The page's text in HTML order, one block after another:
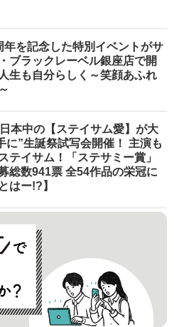
年を記念した特別イベントがサ
ブラックレーベル銀座店で開
生も自分らしく～笑顔あふれ
日本中の【ステイサム愛】が大
に”生誕祭試写会開催！ 主演も
テイサム！「ステサミー賞」
総数941票 全54作品の栄冠に
はー!?】